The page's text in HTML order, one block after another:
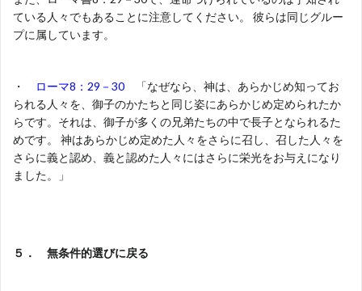
ている人々でもあることに注意してください。 彼らは同じグルー
プに属しています。
・ ローマ8：29－30 「なぜなら、神は、あらかじめ知ってお
られる人々を、御子のかたちと同じ姿にあらかじめ定められたか
らです。それは、御子が多くの兄弟たちの中で長子となられるた
めです。 神はあらかじめ定めた人々をさらに召し、召した人々を
さらに義と認め、義と認めた人々にはさらに栄光をお与えになり
ました。」
５． 無条件的選びに戻る